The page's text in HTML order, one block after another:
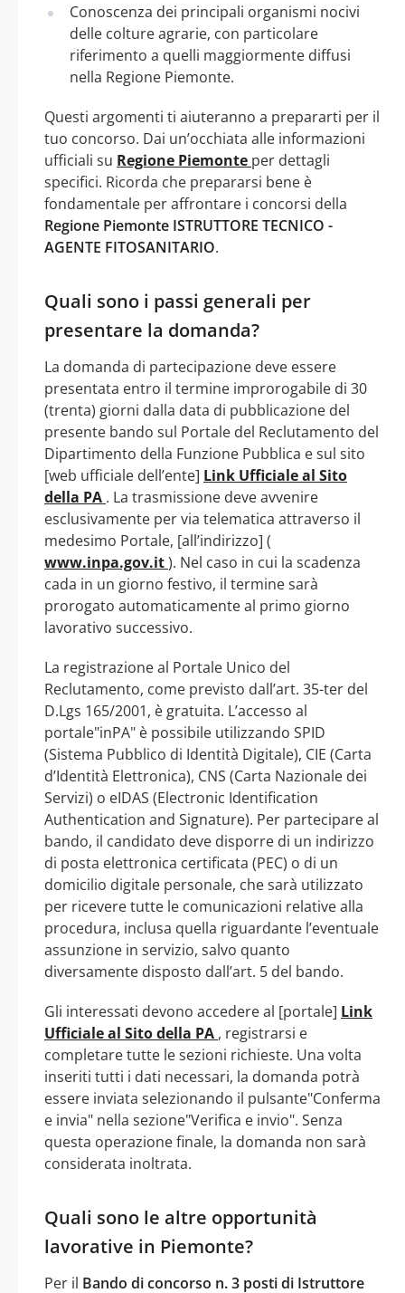
Conoscenza dei principali organismi nocivi
delle colture agrarie, con particolare
riferimento a quelli maggiormente diffusi
nella Regione Piemonte.
Questi argomenti ti aiuteranno a prepararti per il
tuo concorso. Dai un’occhiata alle informazioni
ufficiali su Regione Piemonte per dettagli
specifici. Ricorda che prepararsi bene è
fondamentale per affrontare i concorsi della
Regione Piemonte ISTRUTTORE TECNICO -
AGENTE FITOSANITARIO.
Quali sono i passi generali per
presentare la domanda?
La domanda di partecipazione deve essere
presentata entro il termine improrogabile di 30
(trenta) giorni dalla data di pubblicazione del
presente bando sul Portale del Reclutamento del
Dipartimento della Funzione Pubblica e sul sito
[web ufficiale dell’ente] Link Ufficiale al Sito
della PA . La trasmissione deve avvenire
esclusivamente per via telematica attraverso il
medesimo Portale, [all’indirizzo] (
www.inpa.gov.it). Nel caso in cui la scadenza
cada in un giorno festivo, il termine sarà
prorogato automaticamente al primo giorno
lavorativo successivo.
La registrazione al Portale Unico del
Reclutamento, come previsto dall’art. 35-ter del
D.Lgs 165/2001, è gratuita. L’accesso al
portale"inPA" è possibile utilizzando SPID
(Sistema Pubblico di Identità Digitale), CIE (Carta
d’Identità Elettronica), CNS (Carta Nazionale dei
Servizi) o eIDAS (Electronic Identification
Authentication and Signature). Per partecipare al
bando, il candidato deve disporre di un indirizzo
di posta elettronica certificata (PEC) o di un
domicilio digitale personale, che sarà utilizzato
per ricevere tutte le comunicazioni relative alla
procedura, inclusa quella riguardante l’eventuale
assunzione in servizio, salvo quanto
diversamente disposto dall’art. 5 del bando.
Gli interessati devono accedere al [portale] Link
Ufficiale al Sito della PA , registrarsi e
completare tutte le sezioni richieste. Una volta
inseriti tutti i dati necessari, la domanda potrà
essere inviata selezionando il pulsante"Conferma
e invia" nella sezione"Verifica e invio". Senza
questa operazione finale, la domanda non sarà
considerata inoltrata.
Quali sono le altre opportunità
lavorative in Piemonte?
Per il Bando di concorso n. 3 posti di Istruttore